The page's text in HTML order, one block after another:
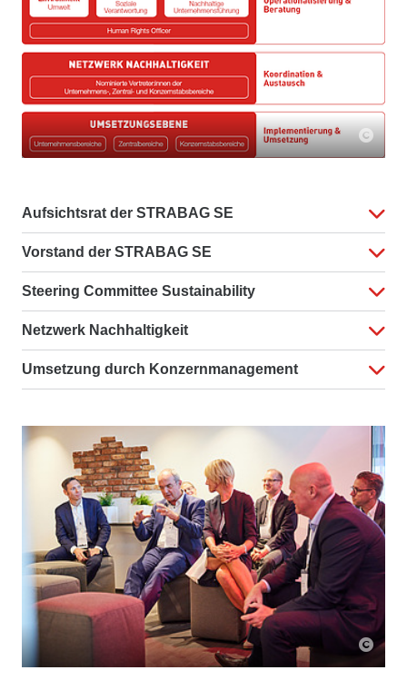
Aufsichtsrat der STRABAG SE
Vorstand der STRABAG SE
Steering Committee Sustainability
Netzwerk Nachhaltigkeit
Umsetzung durch Konzernmanagement